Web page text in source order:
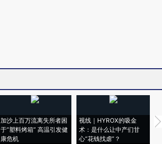
加沙上百万流离失所者困
于“塑料烤箱” 高温引发健
康危机
视线｜HYROX的吸金
术：是什么让中产们甘
心“花钱找虐”？